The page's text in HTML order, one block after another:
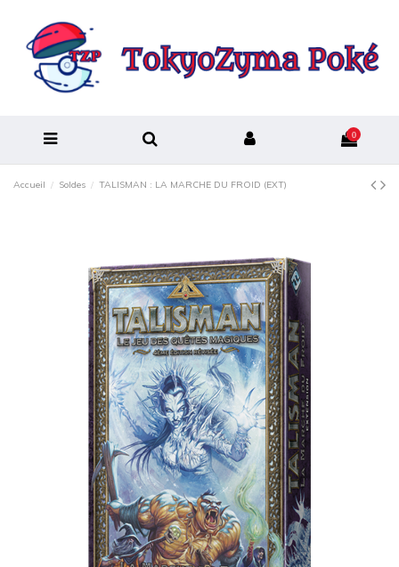
0
Accueil Soldes TALISMAN : LA MARCHE DU FROID (EXT)